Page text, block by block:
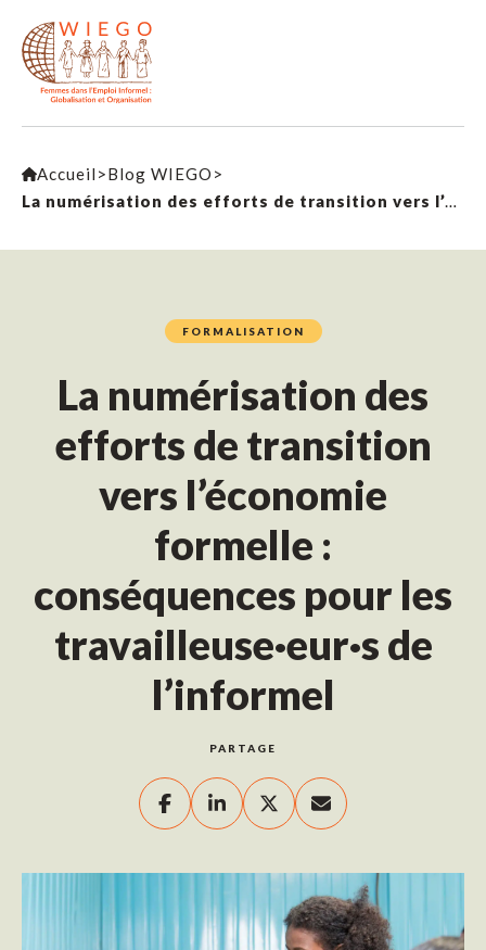
Accueil >Blog WIEGO >
La numérisation des efforts de transition vers l’économie formelle : conséquences pour les travailleuse·eur·s de l’informel
FORMALISATION
La numérisation des
efforts de transition
vers l’économie
formelle :
conséquences pour les
travailleuse·eur·s de
l’informel
PARTAGE